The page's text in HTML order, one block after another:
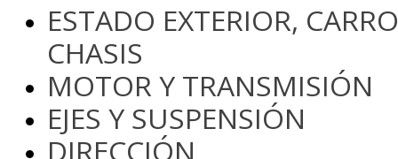
ESTADO EXTERIOR,
CHASIS
MOTOR Y TRANSMISIÓN
EJES Y SUSPENSIÓN
DIRECCIÓN